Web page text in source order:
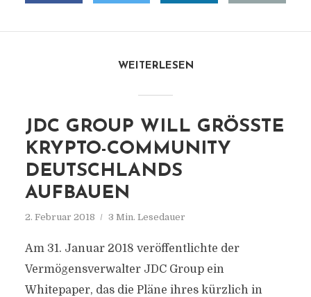
WEITERLESEN
JDC GROUP WILL GRÖSSTE K
RYPTO-COMMUNITY D
EUTSCHLANDS A
UFBAUEN
2. Februar 2018 3 Min. Lesedauer
Am 31. Januar 2018 veröffentlichte der
Vermögensverwalter JDC Group ein
Whitepaper, das die Pläne ihres kürzlich in